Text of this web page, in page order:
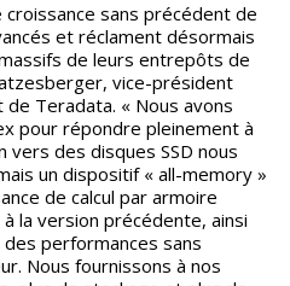
sans précédent de
et réclament désormais
de leurs entrepôts de
vice-président
Teradata. « Nous avons
pour répondre pleinement à
des disques SSD nous
un dispositif « all-memory »
de calcul par armoire
la version précédente, ainsi
performances sans
Nous fournissons à nos